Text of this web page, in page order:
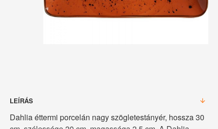
LEÍRÁS
Dahlia éttermi porcelán nagy szögletestányér, hossza 30